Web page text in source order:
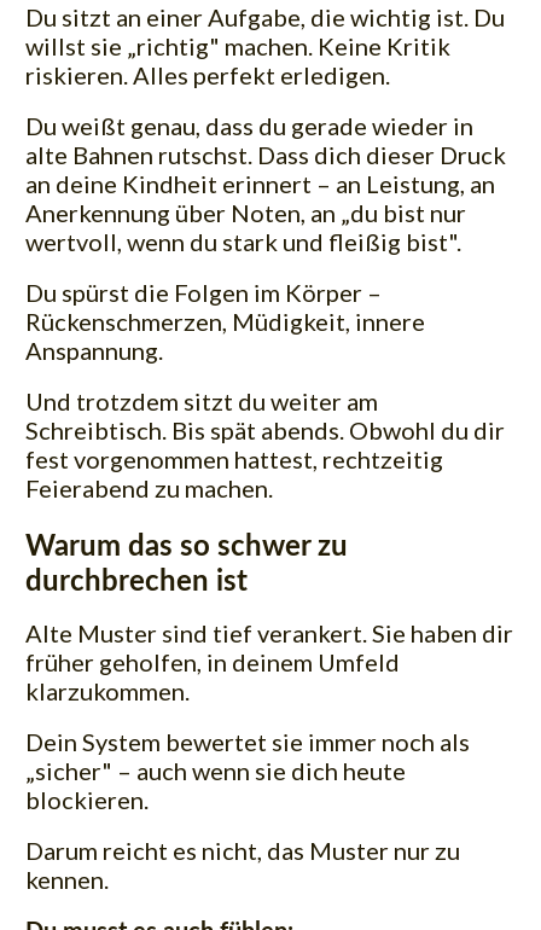
Du sitzt an einer Aufgabe, die wichtig ist. Du
willst sie „richtig" machen. Keine Kritik
riskieren. Alles perfekt erledigen.
Du weißt genau, dass du gerade wieder in
alte Bahnen rutschst. Dass dich dieser Druck
an deine Kindheit erinnert – an Leistung, an
Anerkennung über Noten, an „du bist nur
wertvoll, wenn du stark und fleißig bist".
Du spürst die Folgen im Körper –
Rückenschmerzen, Müdigkeit, innere
Anspannung.
Und trotzdem sitzt du weiter am
Schreibtisch. Bis spät abends. Obwohl du dir
fest vorgenommen hattest, rechtzeitig
Feierabend zu machen.
Warum das so schwer zu
durchbrechen ist
Alte Muster sind tief verankert. Sie haben dir
früher geholfen, in deinem Umfeld
klarzukommen.
Dein System bewertet sie immer noch als
„sicher" – auch wenn sie dich heute
blockieren.
Darum reicht es nicht, das Muster nur zu
kennen.